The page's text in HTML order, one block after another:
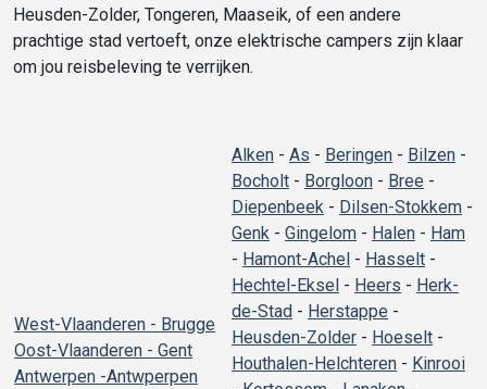
Heusden-Zolder, Tongeren, Maaseik, of een andere
prachtige stad vertoeft, onze elektrische campers zijn klaar
om jou reisbeleving te verrijken.
West-Vlaanderen - Brugge
Oost-Vlaanderen - Gent
Antwerpen -Antwperpen
Alken - As - Beringen - Bilzen -
Bocholt - Borgloon - Bree -
Diepenbeek - Dilsen-Stokkem -
Genk - Gingelom - Halen - Ham
- Hamont-Achel - Hasselt -
Hechtel-Eksel - Heers - Herk-
de-Stad - Herstappe -
Heusden-Zolder - Hoeselt -
Houthalen-Helchteren - Kinrooi